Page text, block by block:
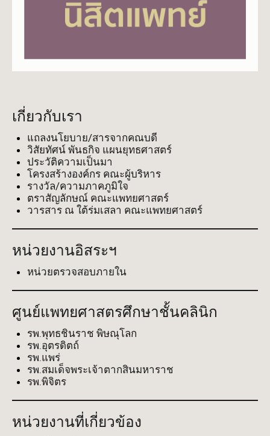
เกี่ยวกับเรา
แถลงนโยบาย/สารจากคณบดี
วิสัยทัศน์ พันธกิจ แผนยุทธศาสตร์
ประวัติความเป็นมา
โครงสร้างองค์กร คณะผู้บริหาร
รางวัล/ความภาคภูมิใจ
ตราสัญลักษณ์ คณะแพทยศาสตร์
วารสาร ณ ใต้ร่มเสลา คณะแพทยศาสตร์
หน่วยงานอิสระฯ
หน่วยตรวจสอบภายใน
ศูนย์แพทยศาสตรศึกษาชั้นคลินิก
รพ.พุทธชินราช พิษณุโลก
รพ.อุตรดิตถ์
รพ.แพร่
รพ.สมเด็จพระเจ้าตากสินมหาราช
รพ.พิจิตร
หน่วยงานที่เกี่ยวข้อง